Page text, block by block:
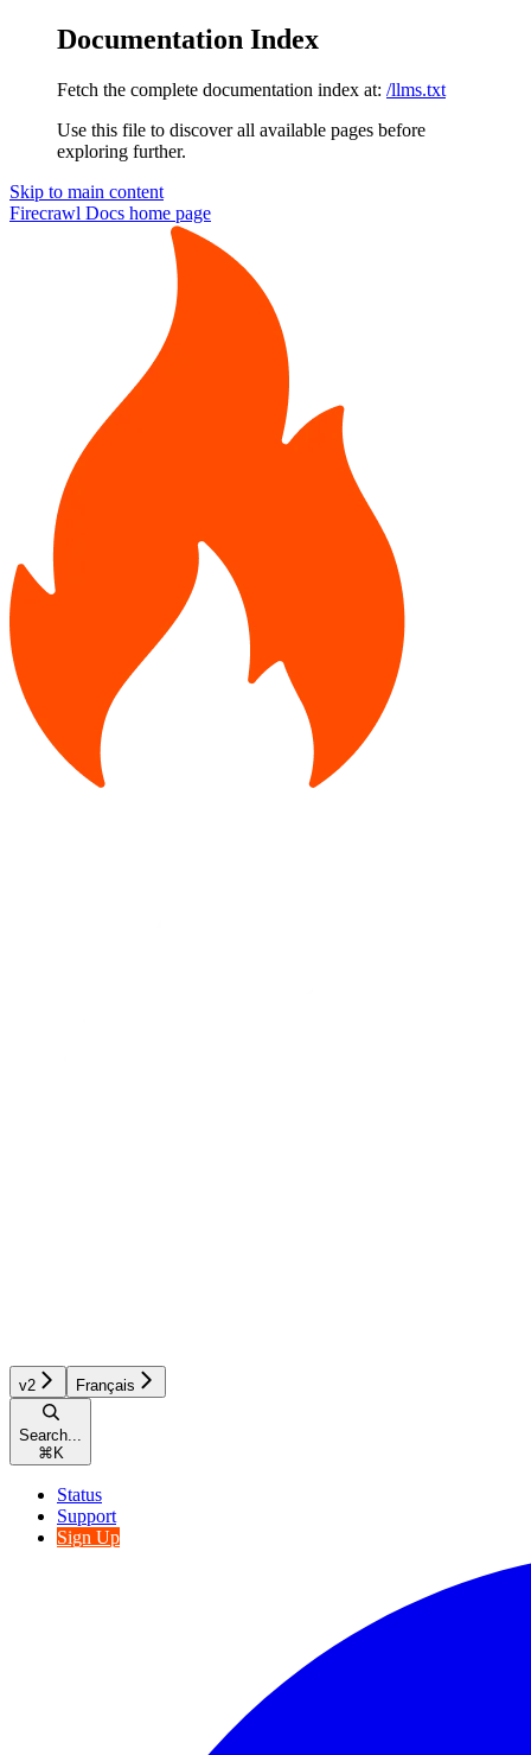
Documentation Index
Fetch the complete documentation index at: /llms.txt
Use this file to discover all available pages before
exploring further.
Skip to main content
Firecrawl Docs home page
v2 Français
Search...
⌘ K
Status
Support
Sign Up